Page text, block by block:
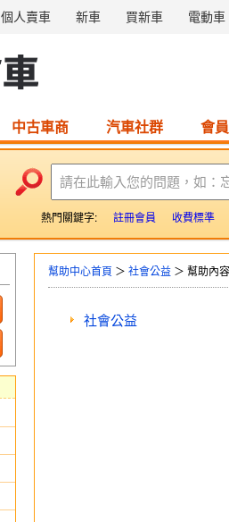
個人賣車 新車 買新車 電動車
中古車商 汽車社群 會
請在此輸入您的問題，如：
熱門關鍵字: 註冊會員 收費標準
幫助中心首頁 ＞ 社會公益 ＞ 幫助內容
社會公益